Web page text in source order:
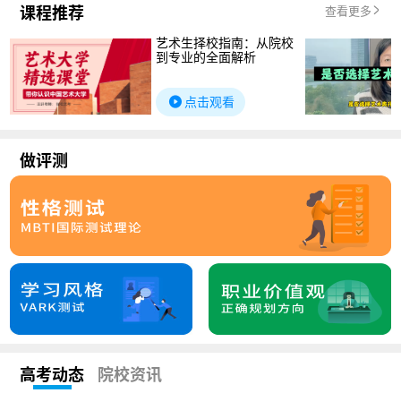
课程推荐 查看更多
艺术生择校指南：从院校
到专业的全面解析
点击观看
做评测
高考动态 院校资讯